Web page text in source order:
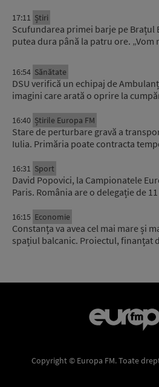
17:11 Știri
Scufundarea primei barje pe Brațul
putea dura până la patru ore.
16:54 Sănătate
DSU verifică un echipaj de
imagini care arată o oprire la
16:40 Știrile Europa FM
Stare de perturbare gravă a
Iulia. Primăria poate contracta
16:31 Sport
David Popovici, la Campionatele
Paris. România are o delegație de
16:15 Economie
Constanța va avea cel mai mare și
spațiul balcanic. Proiectul,
Copyright © Europa FM. Toate